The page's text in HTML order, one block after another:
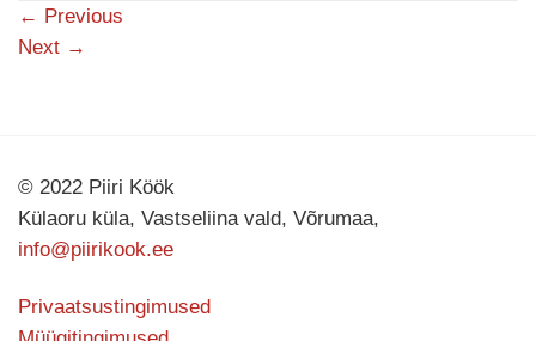
← Previous
Next →
© 2022 Piiri Köök
Külaoru küla, Vastseliina vald, Võrumaa,
info@piirikook.ee
Privaatsustingimused